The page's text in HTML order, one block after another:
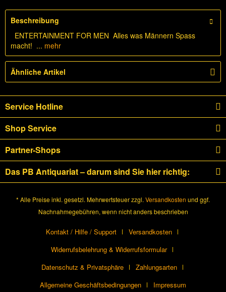
Beschreibung
ENTERTAINMENT FOR MEN Alles was Männern Spass
macht! ... mehr
Ähnliche Artikel
Service Hotline
Shop Service
Partner-Shops
Das PB Antiquariat – darum sind Sie hier richtig:
* Alle Preise inkl. gesetzl. Mehrwertsteuer zzgl. Versandkosten und ggf.
Nachnahmegebühren, wenn nicht anders beschrieben
Kontakt / Hilfe / Support
Versandkosten
Widerrufsbelehrung & Widerrufsformular
Datenschutz & Privatsphäre
Zahlungsarten
Allgemeine Geschäftsbedingungen
Impressum